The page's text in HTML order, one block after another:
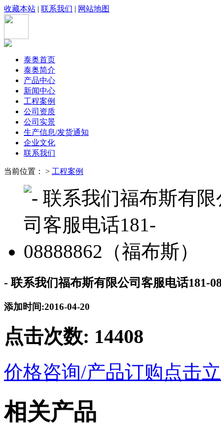
收藏本站 | 联系我们 | 网站地图
泰奥首页
泰奥简介
产品中心
新闻中心
工程案例
公司资质
公司实景
生产信息/发货通知
企业文化
联系我们
当前位置： > 工程案例
- 联系我们福布斯有限公司客服电话181-
添加时间:2016-04-20
点击次数: 14408
价格咨询/产品订购点击
相关产品